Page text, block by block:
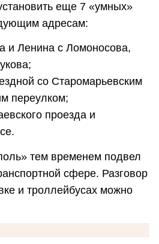
еще 7 «умных»
адресам:
и Ленина с Ломоносова,
со Старомарьевским
переулком;
проезда и
тем временем подвел
сфере. Разговор
и троллейбусах можно